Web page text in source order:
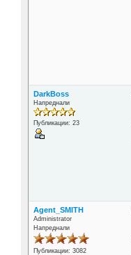
DarkBoss
Напреднали
Публикации: 23
Agent_SMITH
Administrator
Напреднали
Публикации: 3082